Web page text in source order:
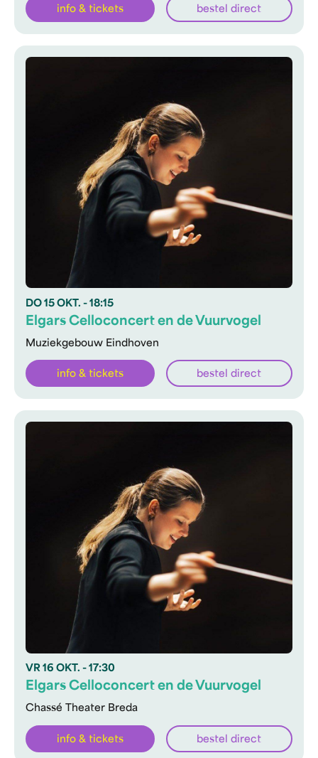
info & tickets bestel direct
DO 15 OKT. - 18:15
Muziekgebouw Eindhoven
Elgars Celloconcert en de Vuurvogel
info & tickets bestel direct
VR 16 OKT. - 17:30
Chassé Theater Breda
Elgars Celloconcert en de Vuurvogel
info & tickets bestel direct